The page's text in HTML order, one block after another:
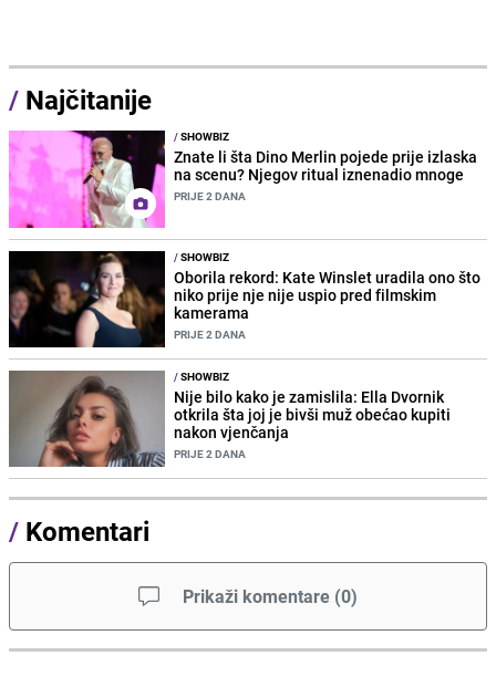
/ Najčitanije
/SHOWBIZ
Znate li šta Dino Merlin pojede prije izlaska
na scenu? Njegov ritual iznenadio mnoge
PRIJE 2 DANA
/SHOWBIZ
Oborila rekord: Kate Winslet uradila ono što
niko prije nje nije uspio pred filmskim
kamerama
PRIJE 2 DANA
/SHOWBIZ
Nije bilo kako je zamislila: Ella Dvornik
otkrila šta joj je bivši muž obećao kupiti
nakon vjenčanja
PRIJE 2 DANA
/ Komentari
Prikaži komentare (0)